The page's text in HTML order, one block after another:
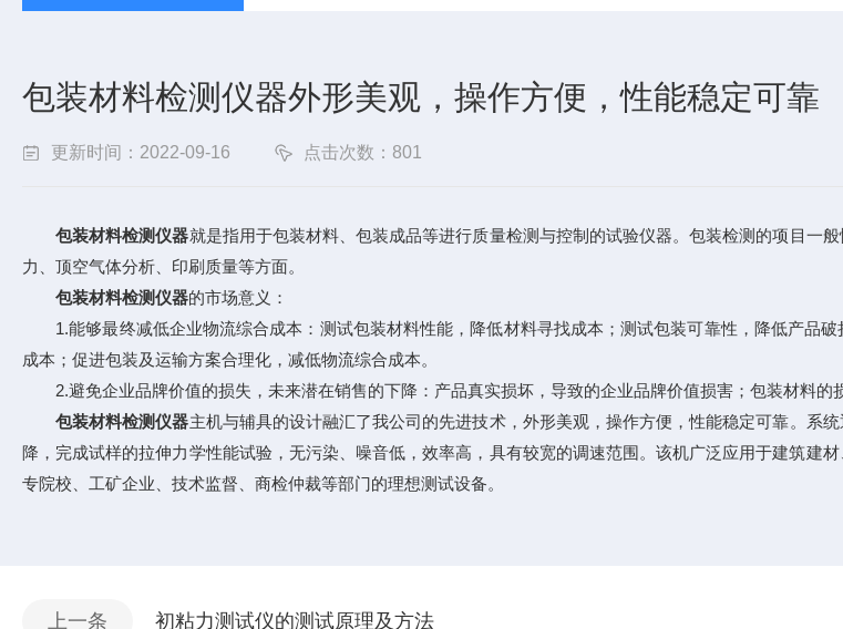
包装材料检测仪器外形美观，操作方便，性能稳定可靠
更新时间：2022-09-16 点击次数：801
包装材料检测仪器就是指用于包装材料、包装成品等进行质量检测与控制的试验仪器。包装检测的项目一
力、顶空气体分析、印刷质量等方面。
包装材料检测仪器的市场意义：
1.能够最终减低企业物流综合成本：测试包装材料性能，降低材料寻找成本；测试包装可靠性，降低产品
成本；促进包装及运输方案合理化，减低物流综合成本。
2.避免企业品牌价值的损失，未来潜在销售的下降：产品真实损坏，导致的企业品牌价值损害；包装材料的
包装材料检测仪器主机与辅具的设计融汇了我公司的先进技术，外形美观，操作方便，性能稳定可靠。系
降，完成试样的拉伸力学性能试验，无污染、噪音低，效率高，具有较宽的调速范围。该机广泛应用于建筑
专院校、工矿企业、技术监督、商检仲裁等部门的理想测试设备。
上一条 初粘力测试仪的测试原理及方法